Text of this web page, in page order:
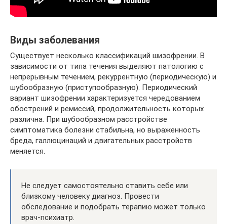
Виды заболевания
Существует несколько классификаций шизофрении. В
зависимости от типа течения выделяют патологию с
непрерывным течением, рекуррентную (периодическую) и
шубообразную (приступообразную). Периодический
вариант шизофрении характеризуется чередованием
обострений и ремиссий, продолжительность которых
различна. При шубообразном расстройстве
симптоматика болезни стабильна, но выраженность
бреда, галлюцинаций и двигательных расстройств
меняется.
Не следует самостоятельно ставить себе или
близкому человеку диагноз. Провести
обследование и подобрать терапию может только
врач-психиатр.